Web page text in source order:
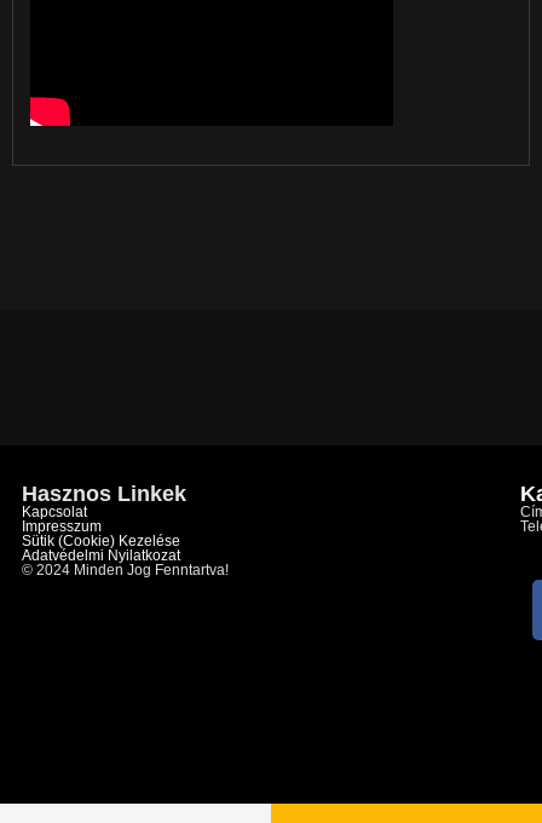
Hasznos Linkek
Kapcsolat
Impresszum
Sütik (cookie) Kezelése
Adatvédelmi Nyilatkozat
© 2024 Minden Jog Fenntartva!